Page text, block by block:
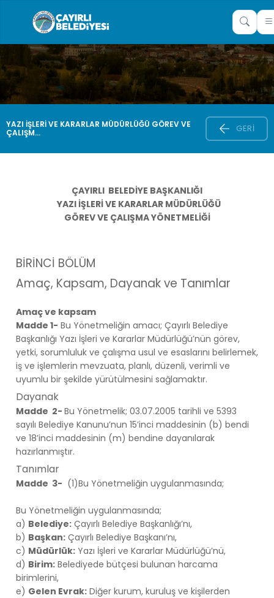
YAZI İŞLERİ VE KARARLAR MÜDÜRLÜĞÜ GÖREV VE
ÇALIŞM...
GERI
ÇAYIRLI BELEDİYE BAŞKANLIĞI
YAZI İŞLERİ VE KARARLAR MÜDÜRLÜĞÜ
GÖREV VE ÇALIŞMA YÖNETMELİĞİ
BİRİNCİ BÖLÜM
Amaç, Kapsam, Dayanak ve Tanımlar
Amaç ve kapsam
Madde 1- Bu Yönetmeliğin amacı; Çayırlı Belediye
Başkanlığı Yazı İşleri ve Kararlar Müdürlüğü’nün görev,
yetki, sorumluluk ve çalışma usul ve esaslarını belirlemek,
iş ve işlemlerin mevzuata, planlı, düzenli, verimli ve
uyumlu bir şekilde yürütülmesini sağlamaktır.
Dayanak
Madde 2- Bu Yönetmelik; 03.07.2005 tarihli ve 5393
sayılı Belediye Kanunu’nun 15’inci maddesinin (b) bendi
ve 18’inci maddesinin (m) bendine dayanılarak
hazırlanmıştır.
Tanımlar
Madde 3- (1)Bu Yönetmeliğin uygulanmasında;
Bu Yönetmeliğin uygulanmasında;
a) Belediye: Çayırlı Belediye Başkanlığı’nı,
b) Başkan: Çayırlı Belediye Başkanı’nı,
c) Müdürlük: Yazı İşleri ve Kararlar Müdürlüğü’nü,
d) Birim: Belediyede bütçesi bulunan harcama
birimlerini,
e) Gelen Evrak: Diğer kurum, kuruluş ve kişilerden